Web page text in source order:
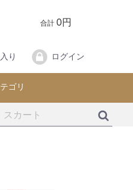
合計 0円
り ログイン
ゴリ